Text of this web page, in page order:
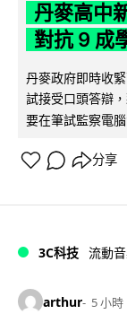
丹麥高中
對抗 9 成
丹麥政府即時收
試接受口頭答辯
要在筆試監察電
分享
3C科技 流動
arthur 5 小時